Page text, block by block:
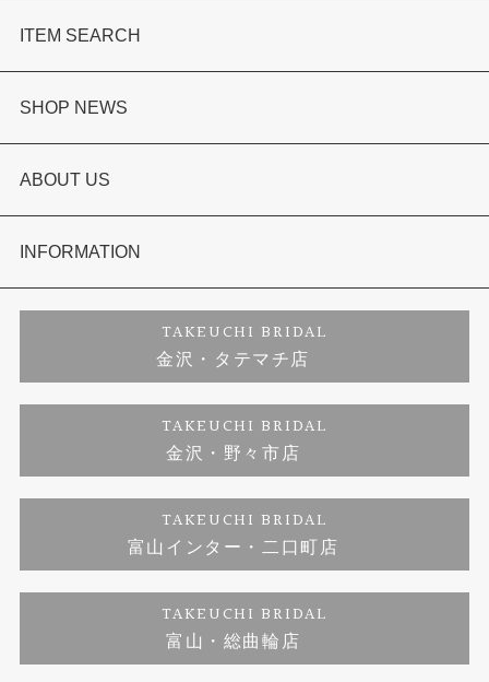
ITEM SEARCH
婚約指輪
結婚指輪
セットリング
婚約ネックレス
ダイヤモンド
ジュエリーリフォーム
SHOP NEWS
選ばれる理由まとめ
お客様の声
プロポーズサポート
ブランドリスト
福井指輪工房｜手作りペアリング
福井指輪工房｜手作り結婚指輪 and 婚約指輪
福井工房｜手作り婚約指輪プロポーズプラン
ABOUT US
会社概要
お客様の声
INFORMATION
プライバシーポリシー
TAKEUCHI BRIDAL
金沢・タテマチ店
TAKEUCHI BRIDAL
金沢・野々市店
TAKEUCHI BRIDAL
富山インター・二口町店
TAKEUCHI BRIDAL
富山・総曲輪店